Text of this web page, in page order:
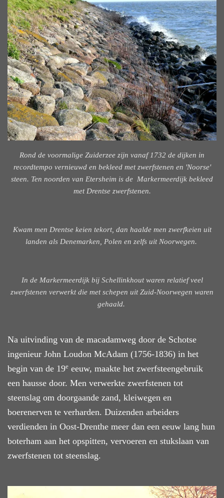
Rond de voormalige Zuiderzee zijn vanaf 1732 de dijken in
recordtempo vernieuwd en bekleed met zwerfstenen en 'Noorse'
steen. Ten noorden van Etersheim is de Markermeerdijk bekleed
met Drentse zwerfstenen.
Kwam men Drentse keien tekort, dan haalde men zwerfkeien uit
landen als Denemarken, Polen en zelfs uit Noorwegen.
In de Markermeerdijk bij Schellinkhout waren relatief veel
zwerfstenen verwerkt die met schepen uit Zuid-Noorwegen waren
gehaald.
Na uitvinding van de macadamweg door de Schotse
ingenieur John Loudon McAdam (1756-1836) in het
begin van de 19e eeuw, maakte het zwerfsteengebruik
een hausse door. Men verwerkte zwerfstenen tot
steenslag om doorgaande zand, kleiwegen en
boerenerven te verharden. Duizenden arbeiders
verdienden in Oost-Drenthe meer dan een eeuw lang hun
boterham aan het opspitten, vervoeren en stukslaan van
zwerfstenen tot steenslag.